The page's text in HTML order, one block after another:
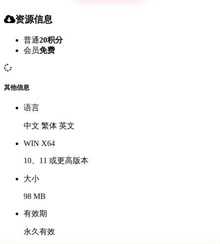
资源信息
普通20积分
会员免费
其他信息
语言
中文 繁体 英文
WIN X64
10、11 或更高版本
大小
98 MB
有效期
永久有效